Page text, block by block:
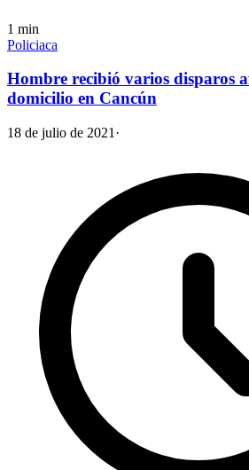
1 min
Policiaca
Hombre recibió varios disparos
domicilio en Cancún
18 de julio de 2021 ·